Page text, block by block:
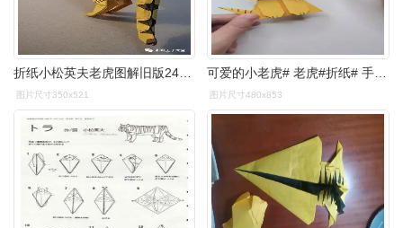
折纸小松英夫老虎图解旧版240步
图片尺寸350x521
可爱的小老虎# 老虎#折纸# 手工#亲子# 创.手工diy创意的微博视频
图片尺寸480x853